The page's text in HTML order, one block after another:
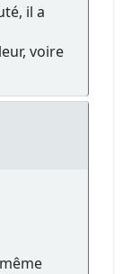
il a
voire